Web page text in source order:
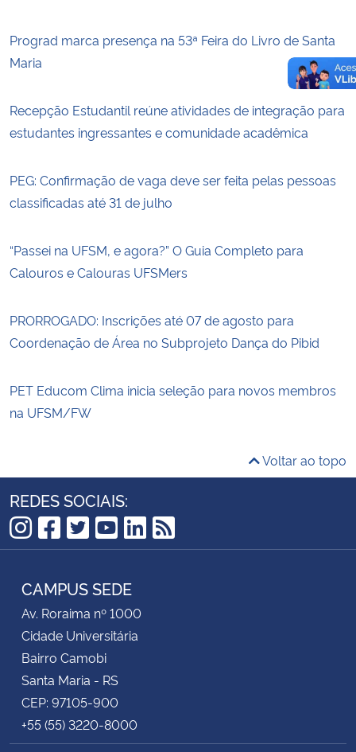
Prograd marca presença na 53ª Feira do Livro de Santa
Maria
Recepção Estudantil reúne atividades de integração para
estudantes ingressantes e comunidade acadêmica
PEG: Confirmação de vaga deve ser feita pelas pessoas
classificadas até 31 de julho
“Passei na UFSM, e agora?” O Guia Completo para
Calouros e Calouras UFSMers
PRORROGADO: Inscrições até 07 de agosto para
Coordenação de Área no Subprojeto Dança do Pibid
PET Educom Clima inicia seleção para novos membros
na UFSM/FW
Voltar ao topo
REDES SOCIAIS:
Instagram
Facebook
Twitter
YouTube
LinkedIn
RSS
CAMPUS SEDE
Av. Roraima nº 1000
Cidade Universitária
Bairro Camobi
Santa Maria - RS
CEP: 97105-900
+55 (55) 3220-8000